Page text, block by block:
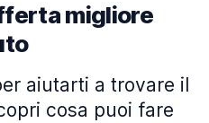
migliore
aiutarti a trovare il
cosa puoi fare